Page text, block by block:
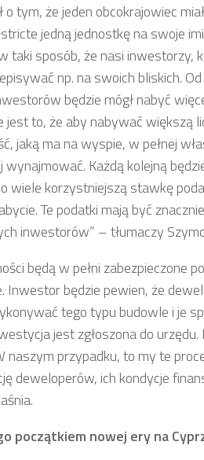
tym, że jeden obcokrajowiec
jedną jednostkę na swoje
taki sposób, że nasi inwestorzy,
np. na swoich bliskich.
będzie mógł nabyć
jest to, że aby nabywać większą
jaką ma na wyspie, w pełnej
wynajmować. Każdą kolejną
wiele korzystniejszą stawkę
Te podatki mają być
inwestorów” – tłumaczy
będą w pełni zabezpieczone
Inwestor będzie pewien, że
tego typu budowle i je
jest zgłoszona do
naszym przypadku, to my te
deweloperów, ich kondycje
początkiem nowej ery na